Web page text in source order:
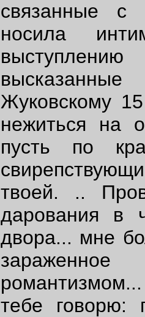
связанные с
носила
Жуковскому
нежиться на
пусть по
твоей. ..
дарования в
двора... мне
тебе говорю: